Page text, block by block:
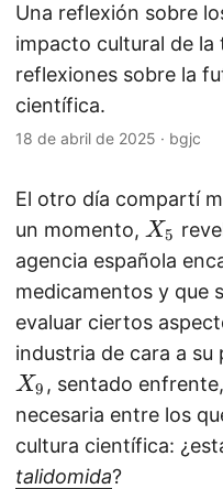
Una reflexión sobre
impacto cultural de la
reflexiones sobre la
científica.
18 de abril de 2025 · bgjc
El otro día compartí
un momento, X
_
5
X5
agencia española
medicamentos y que
evaluar ciertos
industria de cara a
X9 , sentado
necesaria entre los
cultura científica:
talidomida?